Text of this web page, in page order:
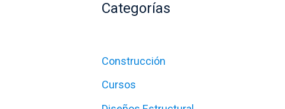
Categorías
Construcción
Cursos